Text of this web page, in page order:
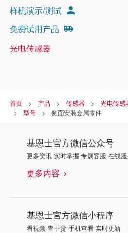
样机演示/测试
免费试用产品
光电传感器
首页 产品 传感器 光电传感
型号
侧面安装金属零件
基恩士官方微信公众号
更多资讯 实时掌握 专属客服 在线
更多内容
基恩士官方微信小程序
看视频 查干货 手机查看 实时更新